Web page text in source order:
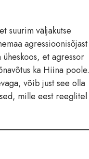
suurim väljakutse
agressioonisõjast
et agressor
ka Hiina poole.
võib just see olla
mille eest reeglitel